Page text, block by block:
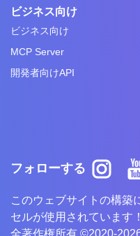
ビジネス向け
ビジネス向け
MCP Server
開発者向けAPI
フォローする
このウェブサイトの構築
セルが使用されています！
全著作権所有 ©2020-